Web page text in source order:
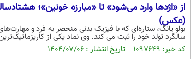
از «اژدها وارد می‌شود» تا «مبارزه خونین»؛
(عکس)
بولو یانگ، ستاره‌ای که با فیزیک بدنی منحصر به فرد و
سالگرد تولد خود را ثبت می کند. وی نماد یکی از
کد خبر: ۱۰۹۷۶۴۹ تاریخ انتشار : ۱۴۰۴/۰۷/۰۶